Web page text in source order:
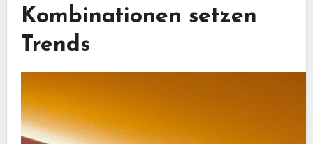
Kombinationen setzen
Trends